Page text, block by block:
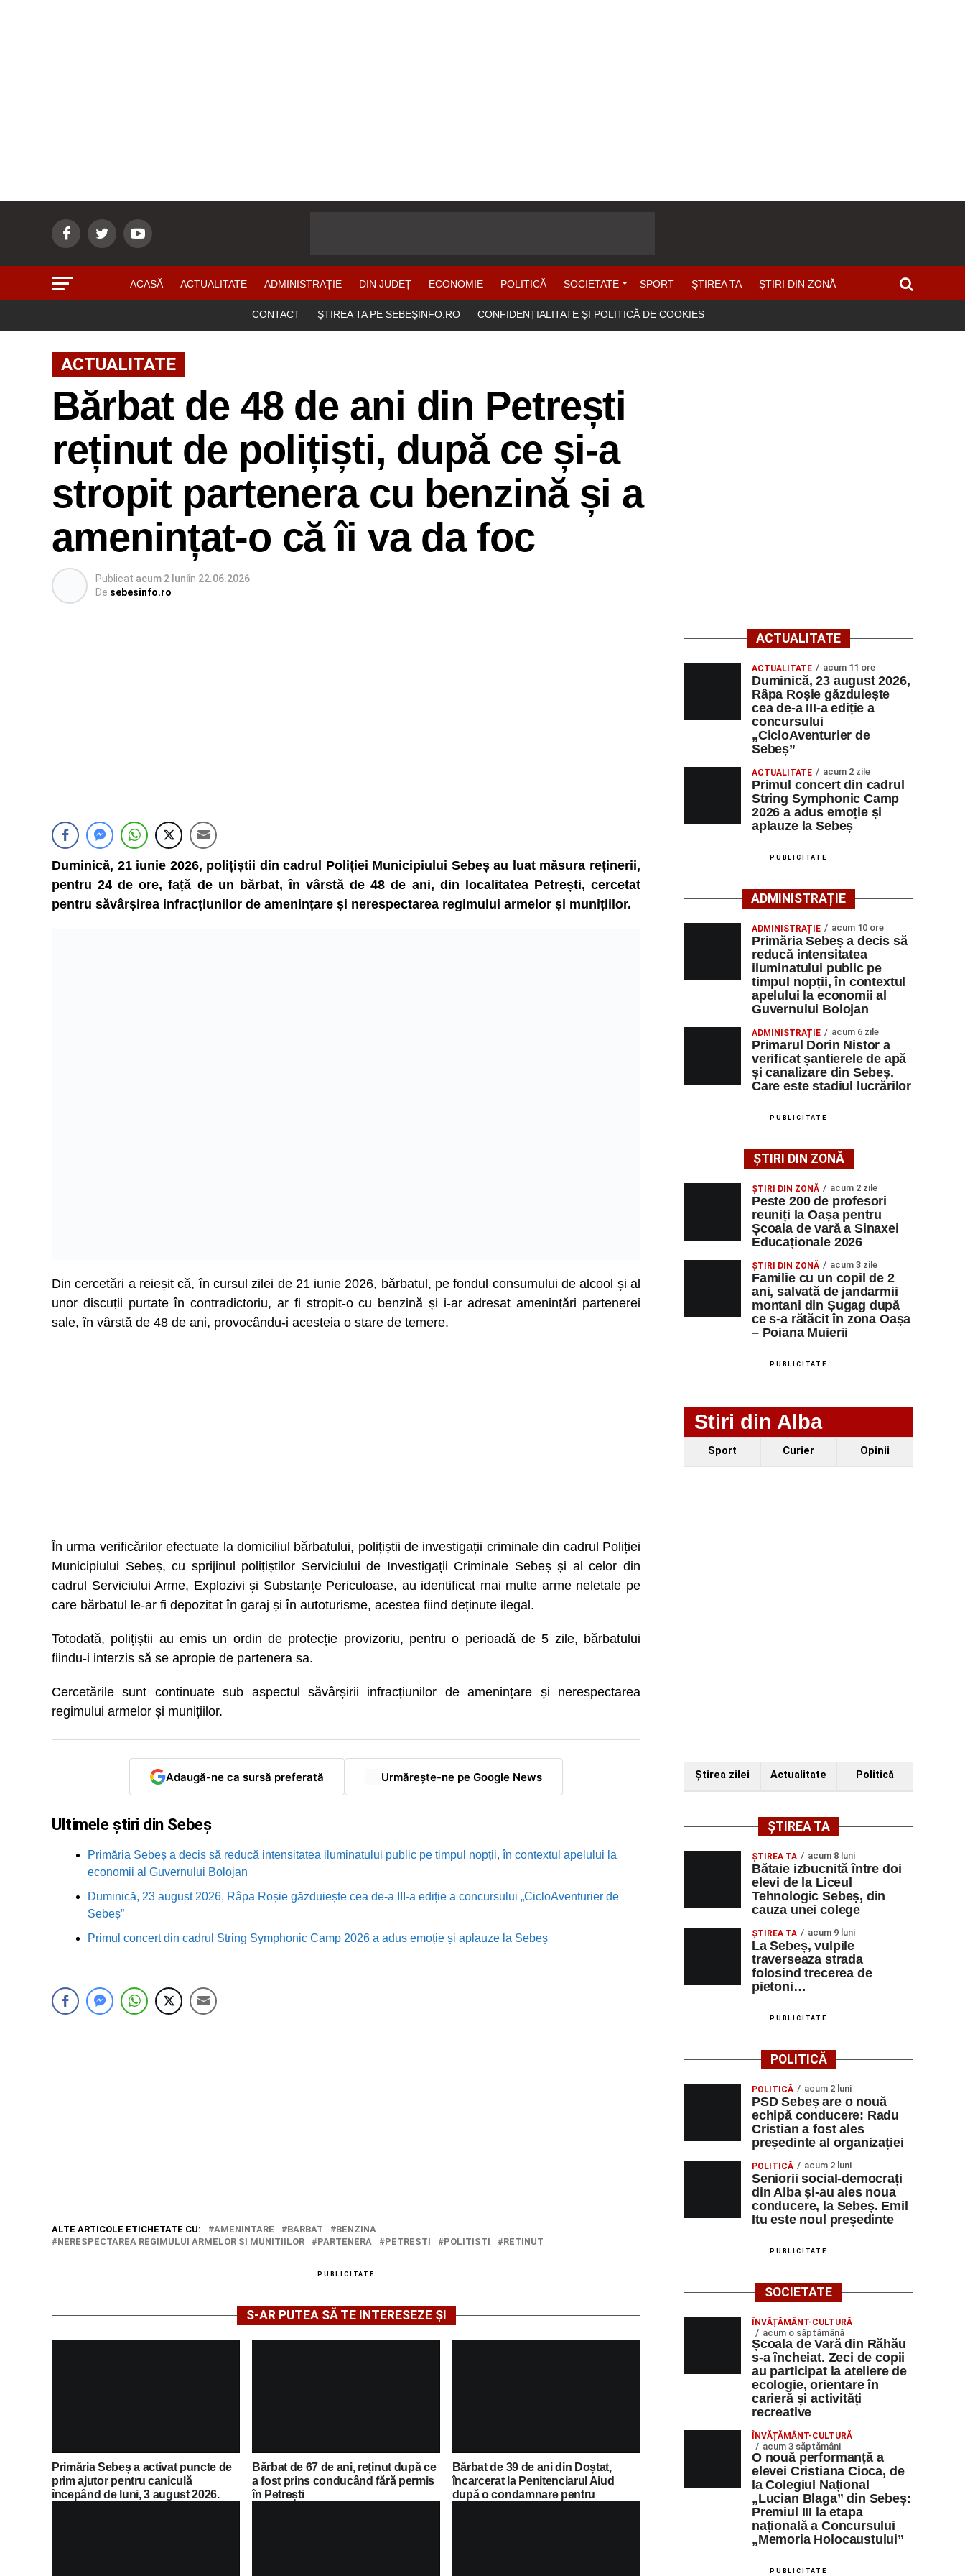
ACASĂ ACTUALITATE ADMINISTRAȚIE DIN JUDEȚ ECONOMIE POLITICĂ SOCIETATE SPORT ŞTIREA TA ȘTIRI DIN ZONĂ
CONTACT ȘTIREA TA PE SEBEȘINFO.RO CONFIDENȚIALITATE ȘI POLITICĂ DE COOKIES
ACTUALITATE
Bărbat de 48 de ani din Petrești
reținut de polițiști, după ce și-a
stropit partenera cu benzină și a
amenințat-o că îi va da foc
Publicat acum 2 luniîn 22.06.2026
De sebesinfo.ro
Duminică, 21 iunie 2026, polițiștii din cadrul Poliției Municipiului Sebeș au luat măsura reținerii,
pentru 24 de ore, față de un bărbat, în vârstă de 48 de ani, din localitatea Petrești, cercetat
pentru săvârșirea infracțiunilor de amenințare și nerespectarea regimului armelor și munițiilor.
Din cercetări a reieșit că, în cursul zilei de 21 iunie 2026, bărbatul, pe fondul consumului de alcool și al
unor discuții purtate în contradictoriu, ar fi stropit-o cu benzină și i-ar adresat amenințări partenerei
sale, în vârstă de 48 de ani, provocându-i acesteia o stare de temere.
În urma verificărilor efectuate la domiciliul bărbatului, polițiștii de investigații criminale din cadrul Poliției
Municipiului Sebeș, cu sprijinul polițiștilor Serviciului de Investigații Criminale Sebeș și al celor din
cadrul Serviciului Arme, Explozivi și Substanțe Periculoase, au identificat mai multe arme neletale pe
care bărbatul le-ar fi depozitat în garaj și în autoturisme, acestea fiind deținute ilegal.
Totodată, polițiștii au emis un ordin de protecție provizoriu, pentru o perioadă de 5 zile, bărbatului
fiindu-i interzis să se apropie de partenera sa.
Cercetările sunt continuate sub aspectul săvârșirii infracțiunilor de amenințare și nerespectarea
regimului armelor și munițiilor.
Adaugă-ne ca sursă preferată Urmărește-ne pe Google News
Ultimele știri din Sebeș
Primăria Sebeș a decis să reducă intensitatea iluminatului public pe timpul nopții, în contextul apelului la
economii al Guvernului Bolojan
Duminică, 23 august 2026, Râpa Roșie găzduiește cea de-a III-a ediție a concursului „CicloAventurier de
Sebeș”
Primul concert din cadrul String Symphonic Camp 2026 a adus emoție și aplauze la Sebeș
ALTE ARTICOLE ETICHETATE CU: AMENINTARE BARBAT
BENZINA
NERESPECTAREA REGIMULUI ARMELOR SI MUNITIILOR
PARTENERA PETRESTI POLITISTI RETINUT
PUBLICITATE
S-AR PUTEA SĂ TE INTERESEZE ȘI
Primăria Sebeș a activat puncte de
prim ajutor pentru caniculă
începând de luni, 3 august 2026.
Bărbat de 67 de ani, reținut după ce
a fost prins conducând fără permis
în Petrești
Bărbat de 39 de ani din Doștat,
încarcerat la Penitenciarul Aiud
după o condamnare pentru
ACTUALITATE
ACTUALITATE acum 11 ore
Duminică, 23 august 2026,
Râpa Roșie găzduiește
cea de-a III-a ediție a
concursului
„CicloAventurier de
Sebeș”
ACTUALITATE acum 2 zile
Primul concert din cadrul
String Symphonic Camp
2026 a adus emoție și
aplauze la Sebeș
PUBLICITATE
ADMINISTRAȚIE
ADMINISTRAȚIE acum 10 ore
Primăria Sebeș a decis să
reducă intensitatea
iluminatului public pe
timpul nopții, în contextul
apelului la economii al
Guvernului Bolojan
ADMINISTRAȚIE acum 6 zile
Primarul Dorin Nistor a
verificat șantierele de apă
și canalizare din Sebeș.
Care este stadiul lucrărilor
PUBLICITATE
ȘTIRI DIN ZONĂ
ȘTIRI DIN ZONĂ acum 2 zile
Peste 200 de profesori
reuniți la Oașa pentru
Școala de vară a Sinaxei
Educaționale 2026
ȘTIRI DIN ZONĂ acum 3 zile
Familie cu un copil de 2
ani, salvată de jandarmii
montani din Șugag după
ce s-a rătăcit în zona Oașa
– Poiana Muierii
PUBLICITATE
Stiri din Alba
Sport Curier Opinii
Ştirea zilei Actualitate Politică
ȘTIREA TA
ŞTIREA TA acum 8 luni
Bătaie izbucnită între doi
elevi de la Liceul
Tehnologic Sebeș, din
cauza unei colege
ŞTIREA TA acum 9 luni
La Sebeș, vulpile
traverseaza strada
folosind trecerea de
pietoni…
PUBLICITATE
POLITICĂ
POLITICĂ acum 2 luni
PSD Sebeș are o nouă
echipă conducere: Radu
Cristian a fost ales
președinte al organizației
POLITICĂ acum 2 luni
Seniorii social-democrați
din Alba și-au ales noua
conducere, la Sebeș. Emil
Itu este noul președinte
PUBLICITATE
SOCIETATE
ÎNVĂȚĂMÂNT-CULTURĂ
acum o săptămână
Școala de Vară din Răhău
s-a încheiat. Zeci de copii
au participat la ateliere de
ecologie, orientare în
carieră și activități
recreative
ÎNVĂȚĂMÂNT-CULTURĂ
acum 3 săptămâni
O nouă performanță a
elevei Cristiana Cioca, de
la Colegiul Național
„Lucian Blaga” din Sebeș:
Premiul III la etapa
națională a Concursului
„Memoria Holocaustului”
PUBLICITATE